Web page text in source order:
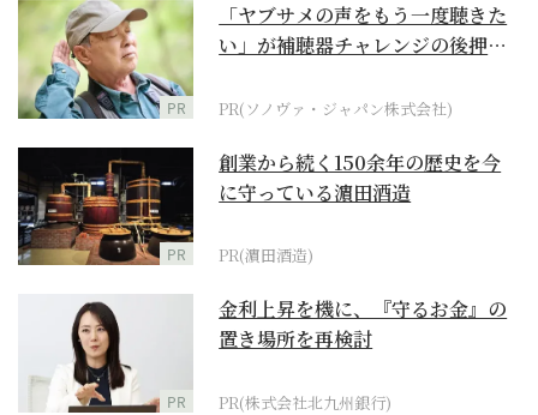
PR
「ヤブサメの声をもう一度聴きた
い」が補聴器チャレンジの後押し
PR(ソノヴァ・ジャパン株式会社)
PR
創業から続く150余年の歴史を今
に守っている濵田酒造
PR(濵田酒造)
PR
金利上昇を機に、『守るお金』の
置き場所を再検討
PR(株式会社北九州銀行)